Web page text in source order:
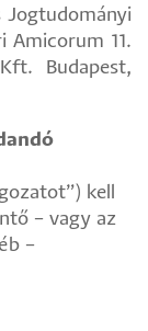
Jogtudományi
Amicorum 11.
Budapest,
kell
– vagy az
–